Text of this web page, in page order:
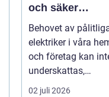
och säker
elinstallation
Behovet av
elektriker i våra
och företag kan
underskattas,
s&aum...
02 juli 2026